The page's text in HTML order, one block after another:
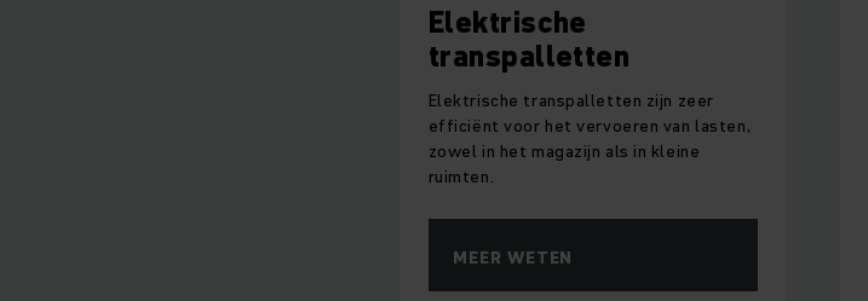
Elektrische
transpalletten
Elektrische transpalletten zijn zeer
efficiënt voor het vervoeren van lasten,
zowel in het magazijn als in kleine
ruimten.
MEER WETEN